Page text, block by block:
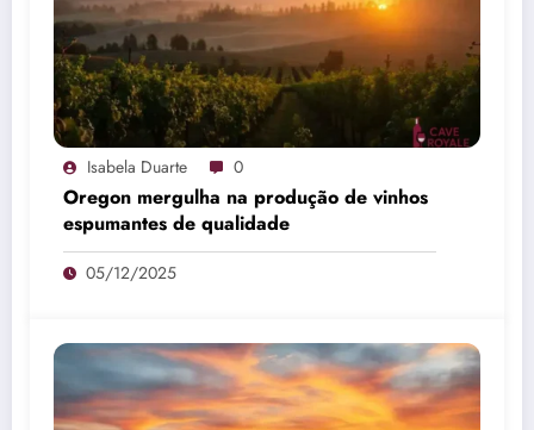
Isabela Duarte 0
Oregon mergulha na produção de vinhos
espumantes de qualidade
05/12/2025